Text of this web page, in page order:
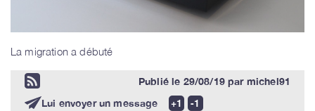
La migration a débuté
Publié le 29/08/19par michel91
Lui envoyer un message